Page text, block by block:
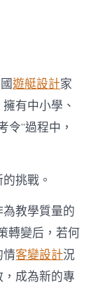
|2026
遊艇設計家
有中小學、
令”過程中，
挑戰。
教學質量的
轉變后，若何
情客變設計況
成為新的專